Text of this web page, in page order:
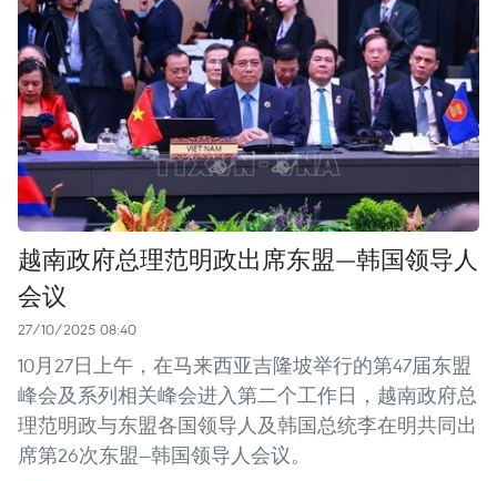
越南政府总理范明政出席东盟—韩国领导人
会议
27/10/2025 08:40
10月27日上午，在马来西亚吉隆坡举行的第47届东盟
峰会及系列相关峰会进入第二个工作日，越南政府总
理范明政与东盟各国领导人及韩国总统李在明共同出
席第26次东盟—韩国领导人会议。